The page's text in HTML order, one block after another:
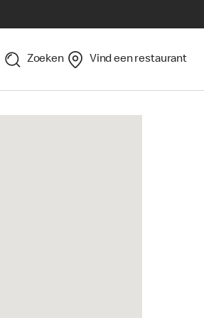
Zoeken Vind een restaurant